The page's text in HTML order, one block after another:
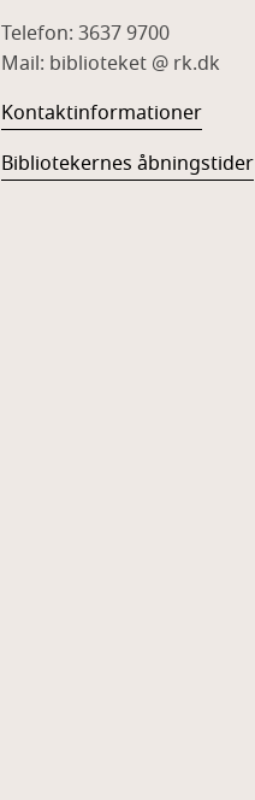
Telefon: 3637 9700
Mail: biblioteket @ rk.dk
Kontaktinformationer
Bibliotekernes åbningstider